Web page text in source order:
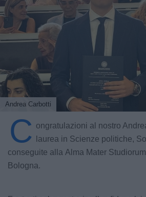
Andrea Carbotti
C ongratulazioni al nostro
laurea in Scienze politiche,
conseguite alla Alma Mater
Bologna.